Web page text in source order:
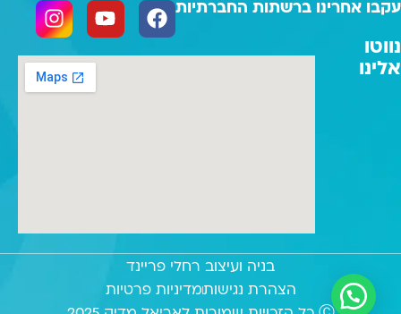
עקבו אחרינו ברשתות החברתיות
נווטו
אלינו
הצהרת נגישותמדיניות פרטיות
בניה ועיצוב רחלי פריינד